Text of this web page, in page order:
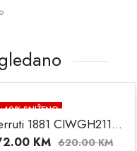
40% SNIŽENO
Cerruti 1881 CIWGH2113702
KM 620.00KM